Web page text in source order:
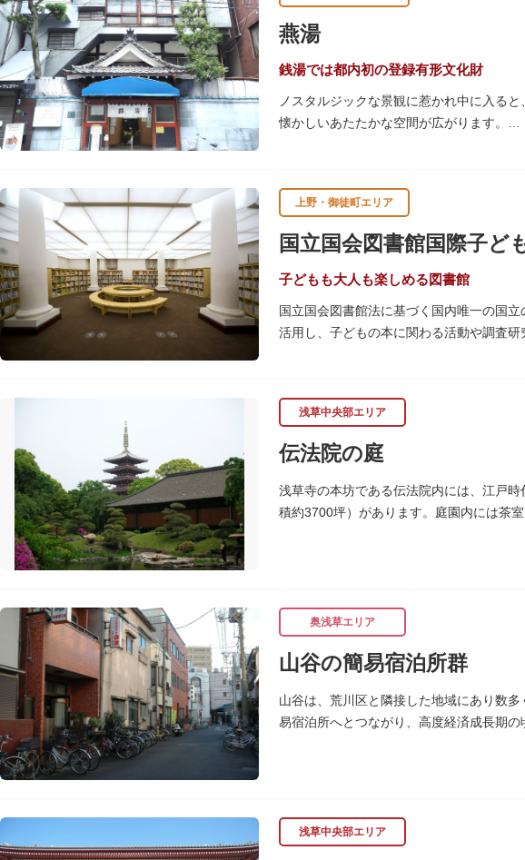
燕湯
銭湯では都内初の登録有形文化財
ノスタルジックな景観に惹かれ中に入る
懐かしいあたたかな空間が広がります。
早朝6時から営業しており、すべての浴
店頭の屋根瓦や格子型天井等も昭和から
ぜひゆったりとご覧ください。
上野・御徒町エリア
国立国会図書館国際子ど
子どもも大人も楽しめる図書館
国立国会図書館法に基づく国内唯一の国
活用し、子どもの本に関わる活動や調査
浅草中央部エリア
伝法院の庭
浅草寺の本坊である伝法院内には、江戸
積約3700坪）があります。庭園内には茶
奥浅草エリア
山谷の簡易宿泊所群
山谷は、荒川区と隣接した地域にあり数
易宿泊所へとつながり、高度経済成長期
浅草中央部エリア